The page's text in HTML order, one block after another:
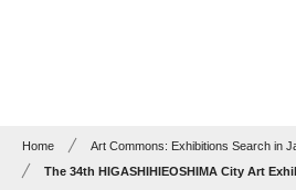
Home
Art Commons: Exhibitions Search in
The 34th HIGASHIHIEOSHIMA City Art